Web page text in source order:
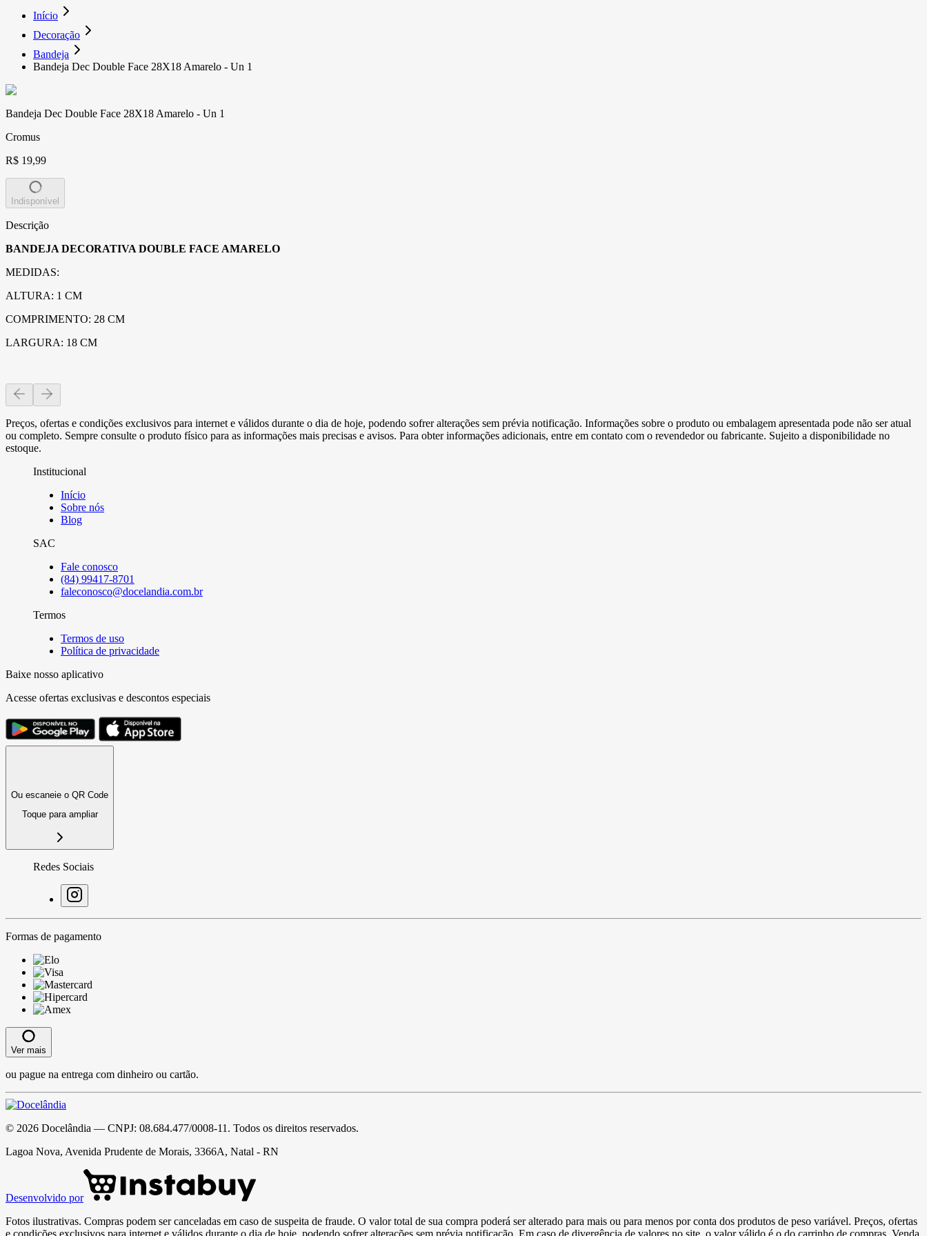
Início
Decoração
Bandeja
Bandeja Dec Double Face 28X18 Amarelo - Un 1
Bandeja Dec Double Face 28X18 Amarelo - Un 1
Cromus
R$ 19,99
Indisponível
Descrição
BANDEJA DECORATIVA DOUBLE FACE AMARELO
MEDIDAS:
ALTURA: 1 CM
COMPRIMENTO: 28 CM
LARGURA: 18 CM
Preços, ofertas e condições exclusivos para internet e válidos durante o dia de hoje, podendo sofrer alterações sem prévia notificação. Informações sobre o produto ou embalagem apresentada pode não ser atual
ou completo. Sempre consulte o produto físico para as informações mais precisas e avisos. Para obter informações adicionais, entre em contato com o revendedor ou fabricante. Sujeito a disponibilidade no
estoque.
Institucional
Início
Sobre nós
Blog
SAC
Fale conosco
(84) 99417-8701
faleconosco@docelandia.com.br
Termos
Termos de uso
Política de privacidade
Baixe nosso aplicativo
Acesse ofertas exclusivas e descontos especiais
Ou escaneie o QR Code
Toque para ampliar
Redes Sociais
Formas de pagamento
Ver mais
ou pague na entrega com dinheiro ou cartão.
© 2026 Docelândia — CNPJ: 08.684.477/0008-11 . Todos os direitos reservados.
Lagoa Nova, Avenida Prudente de Morais, 3366A, Natal - RN
Desenvolvido por
Fotos ilustrativas. Compras podem ser canceladas em caso de suspeita de fraude. O valor total de sua compra poderá ser alterado para mais ou para menos por conta dos produtos de peso variável. Preços, ofertas
e condições exclusivos para internet e válidos durante o dia de hoje, podendo sofrer alterações sem prévia notificação. Em caso de divergência de valores no site, o valor válido é o do carrinho de compras. Venda